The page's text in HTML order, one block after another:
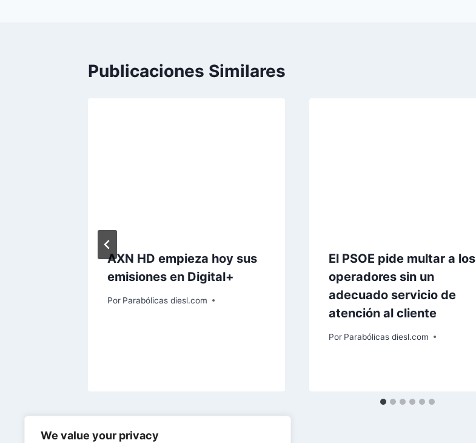
We value your privacy
Publicaciones Similares
AXN HD empieza hoy sus
emisiones en Digital+
Por Parabólicas diesl.com
El PSOE pide multar a los
operadores sin un
adecuado servicio de
atención al cliente
Por Parabólicas diesl.com